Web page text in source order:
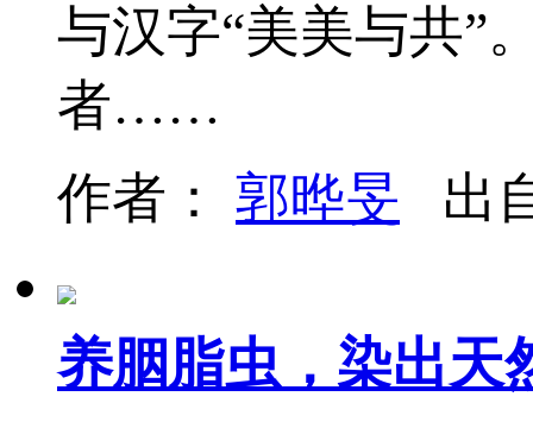
与汉字“美美与共”
者……
作者： 郭晔旻 出
养胭脂虫，染出天